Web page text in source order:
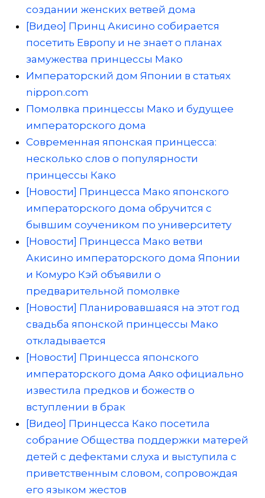
создании женских ветвей дома
[Видео] Принц Акисино собирается
посетить Европу и не знает о планах
замужества принцессы Мако
Императорский дом Японии в статьях
nippon.com
Помолвка принцессы Мако и будущее
императорского дома
Современная японская принцесса:
несколько слов о популярности
принцессы Како
[Новости] Принцесса Мако японского
императорского дома обручится с
бывшим соучеником по университету
[Новости] Принцесса Мако ветви
Акисино императорского дома Японии
и Комуро Кэй объявили о
предварительной помолвке
[Новости] Планировавшаяся на этот год
свадьба японской принцессы Мако
откладывается
[Новости] Принцесса японского
императорского дома Аяко официально
известила предков и божеств о
вступлении в брак
[Видео] Принцесса Како посетила
собрание Общества поддержки матерей
детей с дефектами слуха и выступила с
приветственным словом, сопровождая
его языком жестов